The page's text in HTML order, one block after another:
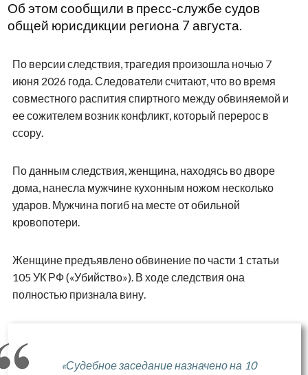
Об этом сообщили в пресс-службе судов
общей юрисдикции региона 7 августа.
По версии следствия, трагедия произошла ночью 7
июня 2026 года. Следователи считают, что во время
совместного распития спиртного между обвиняемой и
ее сожителем возник конфликт, который перерос в
ссору.
По данным следствия, женщина, находясь во дворе
дома, нанесла мужчине кухонным ножом несколько
ударов. Мужчина погиб на месте от обильной
кровопотери.
Женщине предъявлено обвинение по части 1 статьи
105 УК РФ («Убийство»). В ходе следствия она
полностью признала вину.
«Судебное заседание назначено на 10